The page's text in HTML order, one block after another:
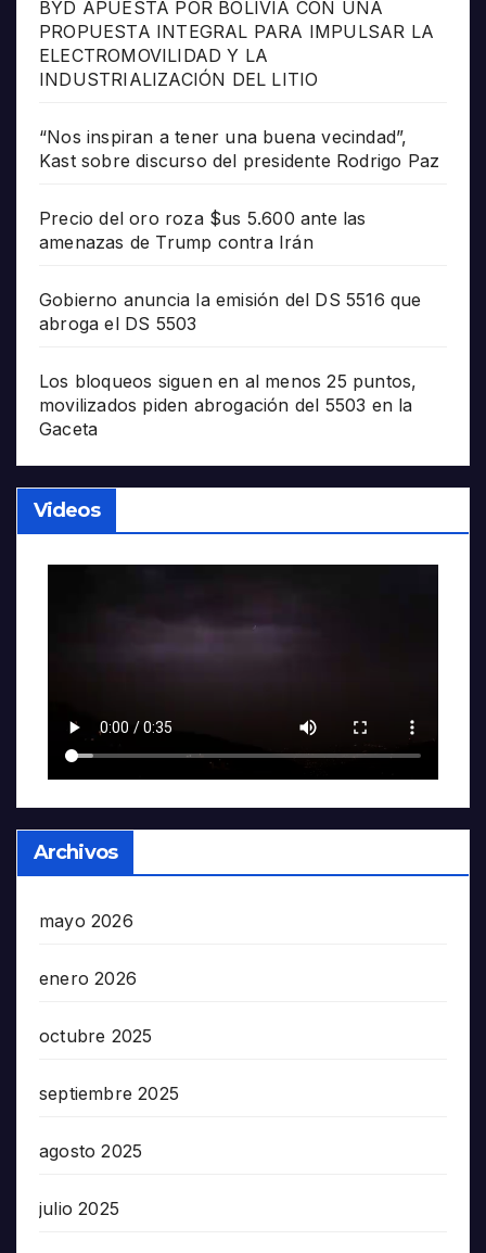
BYD APUESTA POR BOLIVIA CON UNA
PROPUESTA INTEGRAL PARA IMPULSAR LA
ELECTROMOVILIDAD Y LA
INDUSTRIALIZACIÓN DEL LITIO
“Nos inspiran a tener una buena vecindad”,
Kast sobre discurso del presidente Rodrigo Paz
Precio del oro roza $us 5.600 ante las
amenazas de Trump contra Irán
Gobierno anuncia la emisión del DS 5516 que
abroga el DS 5503
Los bloqueos siguen en al menos 25 puntos,
movilizados piden abrogación del 5503 en la
Gaceta
Videos
Archivos
mayo 2026
enero 2026
octubre 2025
septiembre 2025
agosto 2025
julio 2025